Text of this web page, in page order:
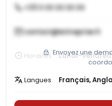
+33 X XX XX XX XX
contact@entreprise.fr
Envoyez une
Horaires Lundi-
Langues Français,